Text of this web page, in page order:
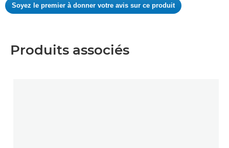
valeur
Soyez le premier à donner votre avis sur ce produit
.
entraînera
l'ouverture
Produits associés